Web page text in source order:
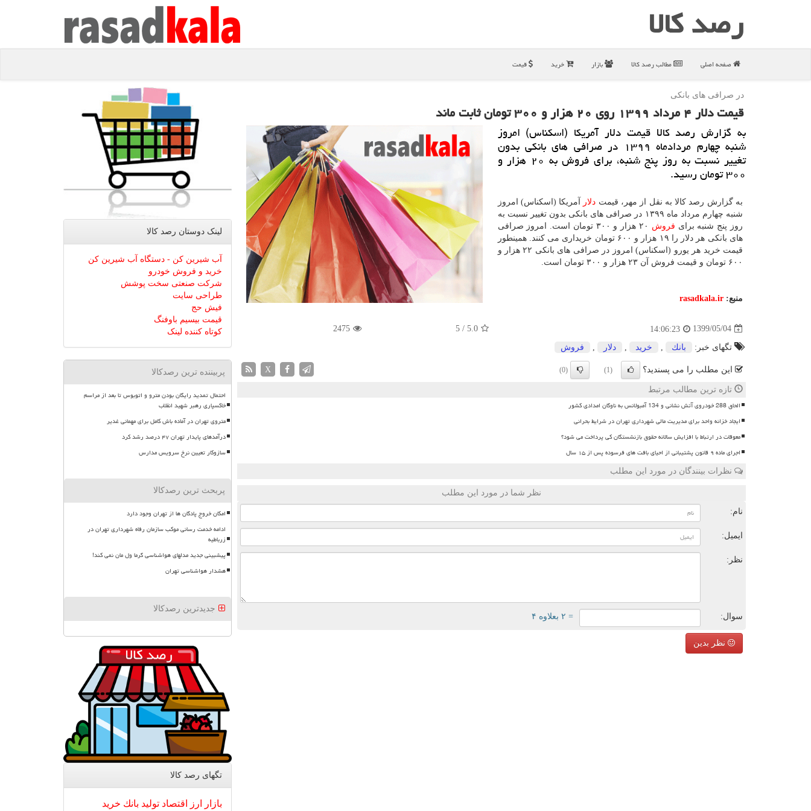
رصد كالا
صفحه اصلی مطالب رصد كالا بازار خرید قیمت
در صرافی های بانكی
قیمت دلار ۴ مرداد ۱۳۹۹ روی ۲۰ هزار و ۳۰۰ تومان ثابت ماند
به گزارش رصد كالا قیمت دلار آمریكا (اسكناس) امروز
شنبه چهارم مردادماه ۱۳۹۹ در صرافی های بانكی بدون
تغییر نسبت به روز پنج شنبه، برای فروش به ۲۰ هزار و
۳۰۰ تومان رسید.
به گزارش رصد کالا به نقل از مهر، قیمت دلار
آمریکا (اسکناس) امروز
شنبه چهارم مرداد ماه ۱۳۹۹ در صرافی های بانکی بدون تغییر نسبت به
روز پنج شنبه برای فروش
۲۰ هزار و ۳۰۰ تومان است. امروز صرافی
های بانکی هر دلار را ۱۹ هزار و ۶۰۰ تومان خریداری می کنند. همینطور
قیمت خرید هر یورو (اسکناس) امروز در صرافی های بانکی ۲۲ هزار و
۶۰۰ تومان و قیمت فروش آن ۲۳ هزار و ۳۰۰ تومان است.
منبع: rasadkala.ir
1399/05/04
14:06:23
5.0
/
5
2475
تگهای خبر: بانك خرید دلار فروش
این مطلب را می پسندید؟ (1)
(0)
X
تازه ترین مطالب مرتبط
الحاق 288 خودروی آتش نشانی و 134 آمبولانس به ناوگان امدادی کشور
ایجاد خزانه واحد برای مدیریت مالی شهرداری تهران در شرایط بحرانی
معوقات در ارتباط با افزایش سالانه حقوق بازنشستگان کی پرداخت می شود؟
اجرای ماده ۹ قانون پشتیبانی از احیای بافت های فرسوده پس از ۱۵ سال
نظرات بینندگان در مورد این مطلب
نظر شما در مورد این مطلب
نام:
ایمیل:
نظر:
سوال: = ۲ بعلاوه ۴
نظر بدین
لینک دوستان رصد كالا
آب شیرین کن - دستگاه آب شیرین کن
خرید و فروش خودرو
شرکت صنعتی سخت پوشش
طراحی سایت
فیش حج
قیمت بیسیم باوفنگ
کوتاه کننده لینک
پربیننده ترین رصدکالا
احتمال تمدید رایگان بودن مترو و اتوبوس تا بعد از مراسم
خاکسپاری رهبر شهید انقلاب
متروی تهران در آماده باش کامل برای مهمانی غدیر
درآمدهای پایدار تهران ۴۷ درصد رشد کرد
سازوکار تعیین نرخ سرویس مدارس
پربحث ترین رصدکالا
امکان خروج پادگان ها از تهران وجود دارد
ادامه خدمت رسانی موکب سازمان رفاه شهرداری تهران در
زرباطیه
پیشبینی جدید مدلهای هواشناسی گرما ول مان نمی کند!
هشدار هواشناسی تهران
جدیدترین رصدکالا
تگهای رصد كالا
بازار ارز اقتصاد تولید بانك خرید